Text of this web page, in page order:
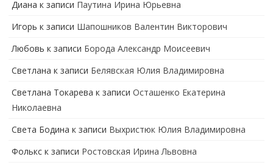
Диана к записи Паутина Ирина Юрьевна
Игорь к записи Шапошников Валентин Викторович
Любовь к записи Борода Александр Моисеевич
Светлана к записи Белявская Юлия Владимировна
Cветлана Токарева к записи Осташенко Екатерина
Николаевна
Света Бодина к записи Выхристюк Юлия Владимировна
Фолькс к записи Ростовская Ирина Львовна